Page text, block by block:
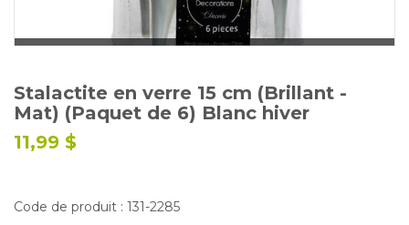
Emplois
Service à la clientèle
Nous joindre
Stalactite en verre 15 cm (Brillant -
Mat) (Paquet de 6) Blanc hiver
11,99 $
Code de produit : 131-2285